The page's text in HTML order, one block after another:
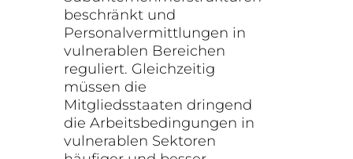
beschränkt und
Personalvermittlungen in
vulnerablen Bereichen
reguliert. Gleichzeitig
müssen die
Mitgliedsstaaten dringend
die Arbeitsbedingungen in
vulnerablen Sektoren